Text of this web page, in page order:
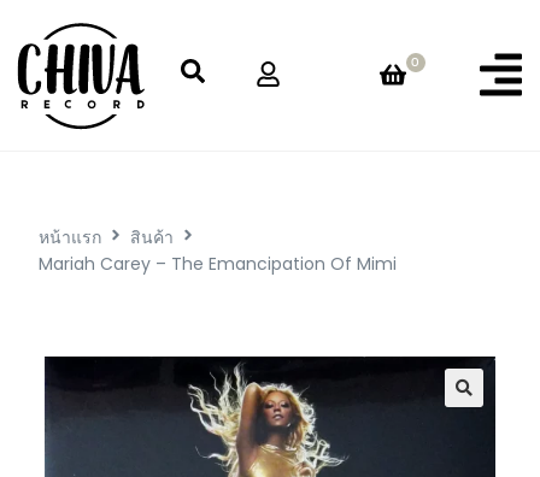
0
หน้าแรก
สินค้า
Mariah Carey – The Emancipation Of Mimi